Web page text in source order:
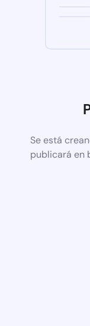
Se está
publicará en